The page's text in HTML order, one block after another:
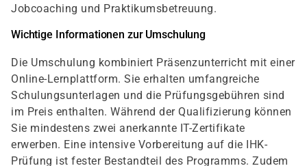
Jobcoaching und Praktikumsbetreuung.
Wichtige Informationen zur Umschulung
Die Umschulung kombiniert Präsenzunterricht mit einer
Online-Lernplattform. Sie erhalten umfangreiche
Schulungsunterlagen und die Prüfungsgebühren sind
im Preis enthalten. Während der Qualifizierung können
Sie mindestens zwei anerkannte IT-Zertifikate
erwerben. Eine intensive Vorbereitung auf die IHK-
Prüfung ist fester Bestandteil des Programms. Zudem